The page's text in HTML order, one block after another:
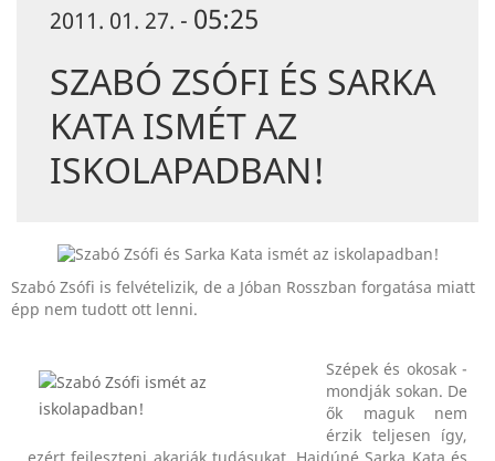
2011. 01. 27. - 05:25
SZABÓ ZSÓFI ÉS SARKA
KATA ISMÉT AZ
ISKOLAPADBAN!
Szabó Zsófi is felvételizik, de a Jóban Rosszban forgatása miatt
épp nem tudott ott lenni.
Szépek és okosak -
mondják sokan. De
ők maguk nem
érzik teljesen így,